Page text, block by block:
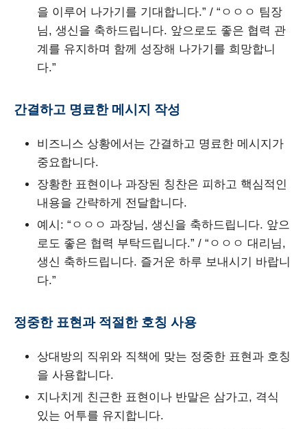
을 이루어 나가기를 기대합니다.” / “ㅇㅇㅇ 팀장
님, 생신을 축하드립니다. 앞으로도 좋은 협력 관
계를 유지하며 함께 성장해 나가기를 희망합니
다.”
간결하고 명료한 메시지 작성
비즈니스 상황에서는 간결하고 명료한 메시지가
중요합니다.
장황한 표현이나 과장된 칭찬은 피하고 핵심적인
내용을 간략하게 전달합니다.
예시: “ㅇㅇㅇ 과장님, 생신을 축하드립니다. 앞으
로도 좋은 협력 부탁드립니다.” / “ㅇㅇㅇ 대리님,
생신 축하드립니다. 즐거운 하루 보내시기 바랍니
다.”
정중한 표현과 적절한 호칭 사용
상대방의 직위와 직책에 맞는 정중한 표현과 호칭
을 사용합니다.
지나치게 친근한 표현이나 반말은 삼가고, 격식
있는 어투를 유지합니다.